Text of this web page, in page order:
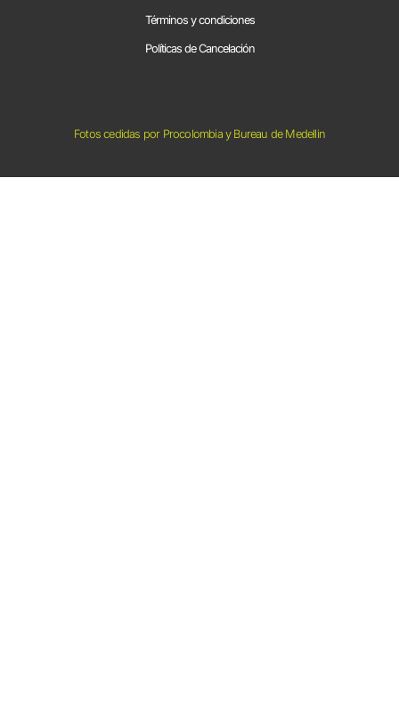
Términos y condiciones
Políticas de Cancelación
Fotos cedidas por Procolombia y Bureau de Medellin